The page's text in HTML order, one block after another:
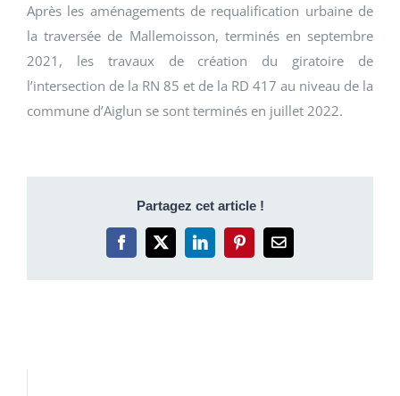
Après les aménagements de requalification urbaine de
la traversée de Mallemoisson, terminés en septembre
2021, les travaux de création du giratoire de
l’intersection de la RN 85 et de la RD 417 au niveau de la
commune d’Aiglun se sont terminés en juillet 2022.
Partagez cet article !
Facebook
X LinkedInPinterestEmail